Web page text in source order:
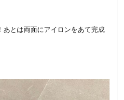
あとは両面にアイロンをあて完成